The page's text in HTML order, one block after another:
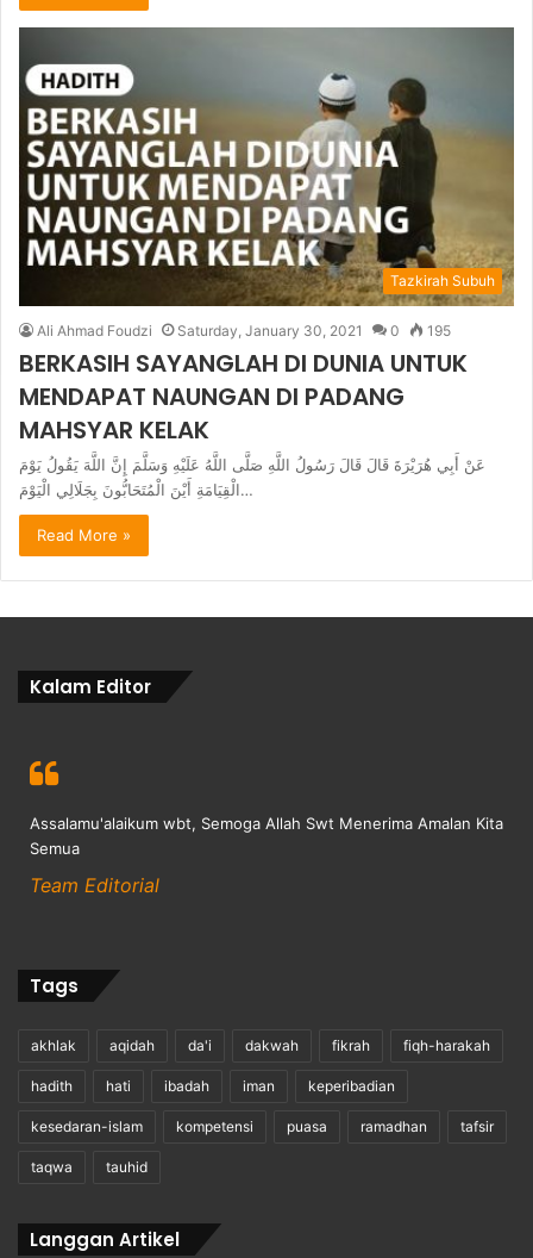
Tazkirah Subuh
Ali Ahmad Foudzi Saturday, January 30, 2021 0 195
BERKASIH SAYANGLAH DI DUNIA UNTUK
MENDAPAT NAUNGAN DI PADANG
MAHSYAR KELAK
عَنْ أَبِي هُرَيْرَةَ قَالَ قَالَ رَسُولُ اللَّهِ صَلَّى اللَّهُ عَلَيْهِ وَسَلَّمَ إِنَّ اللَّهَ يَقُولُ يَوْمَ
الْقِيَامَةِ أَيْنَ الْمُتَحَابُّونَ بِجَلَالِي الْيَوْمَ…
Read More »
Kalam Editor
Assalamu'alaikum wbt, Semoga Allah Swt Menerima Amalan Kita
Semua
Team Editorial
Tags
akhlak aqidah da'i dakwah fikrah fiqh-harakah
hadith hati ibadah iman keperibadian
kesedaran-islam kompetensi puasa ramadhan tafsir
taqwa tauhid
Langgan Artikel